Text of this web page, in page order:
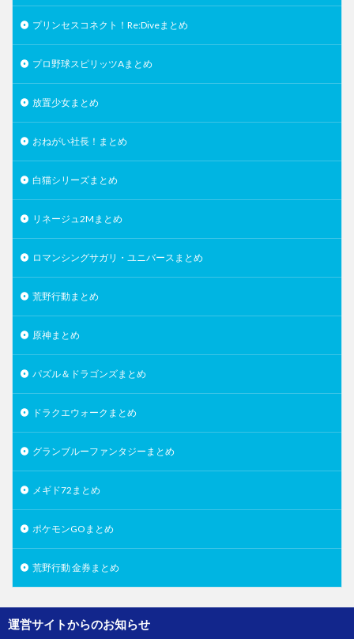
プリンセスコネクト！Re:Diveまとめ
プロ野球スピリッツAまとめ
放置少女まとめ
おねがい社長！まとめ
白猫シリーズまとめ
リネージュ2Mまとめ
ロマンシングサガリ・ユニバースまとめ
荒野行動まとめ
原神まとめ
パズル＆ドラゴンズまとめ
ドラクエウォークまとめ
グランブルーファンタジーまとめ
メギド72まとめ
ポケモンGOまとめ
荒野行動 金券まとめ
運営サイトからのお知らせ